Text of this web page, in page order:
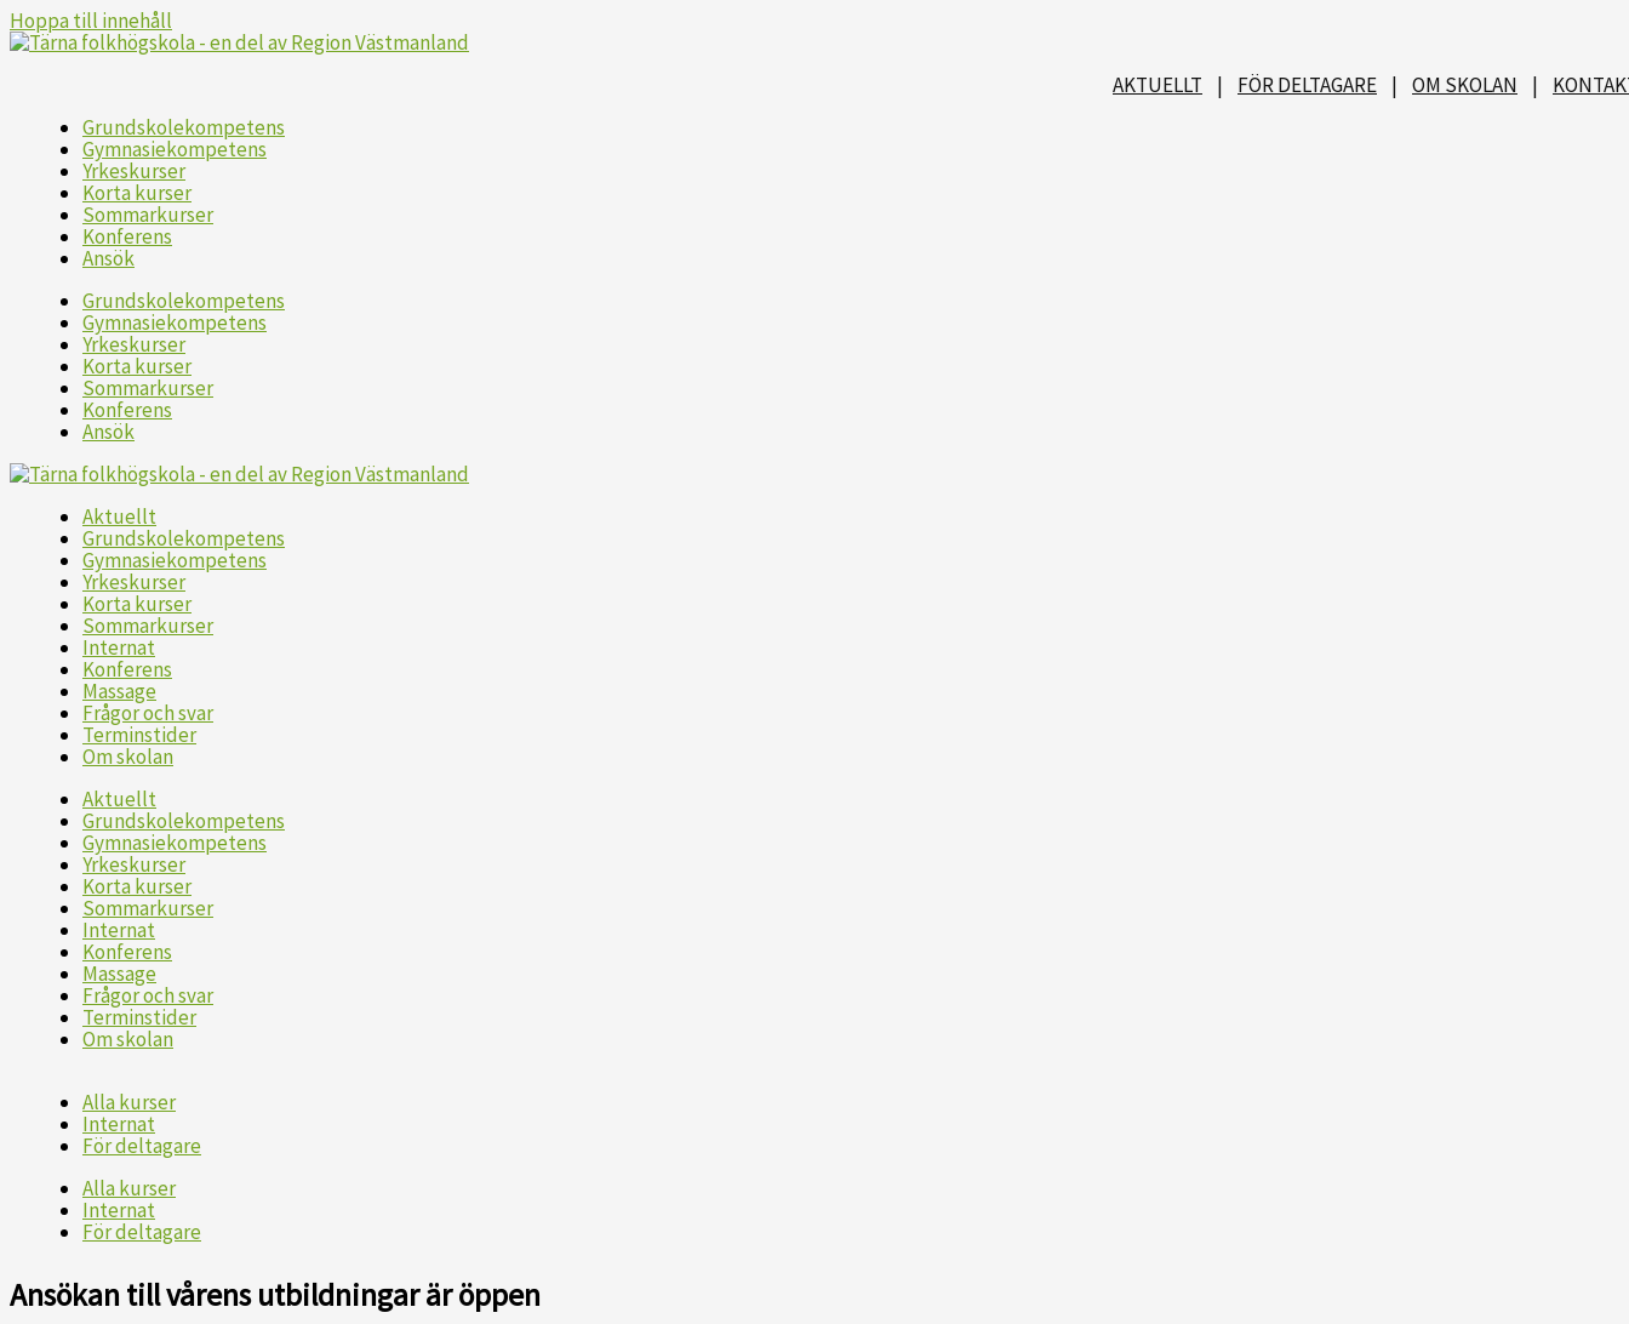
Hoppa till innehåll
AKTUELLT | FÖR DELTAGARE | OM SKOLAN |
Grundskolekompetens
Gymnasiekompetens
Yrkeskurser
Korta kurser
Sommarkurser
Konferens
Ansök
Grundskolekompetens
Gymnasiekompetens
Yrkeskurser
Korta kurser
Sommarkurser
Konferens
Ansök
Aktuellt
Grundskolekompetens
Gymnasiekompetens
Yrkeskurser
Korta kurser
Sommarkurser
Internat
Konferens
Massage
Frågor och svar
Terminstider
Om skolan
Aktuellt
Grundskolekompetens
Gymnasiekompetens
Yrkeskurser
Korta kurser
Sommarkurser
Internat
Konferens
Massage
Frågor och svar
Terminstider
Om skolan
Alla kurser
Internat
För deltagare
Alla kurser
Internat
För deltagare
Ansökan till vårens utbildningar är öppen